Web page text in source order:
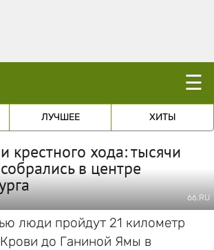
☰
ЛУЧШЕЕ ХИТЫ
крестного хода: тысячи
в центре
66.RU
люди пройдут 21 километр
до Ганиной Ямы в